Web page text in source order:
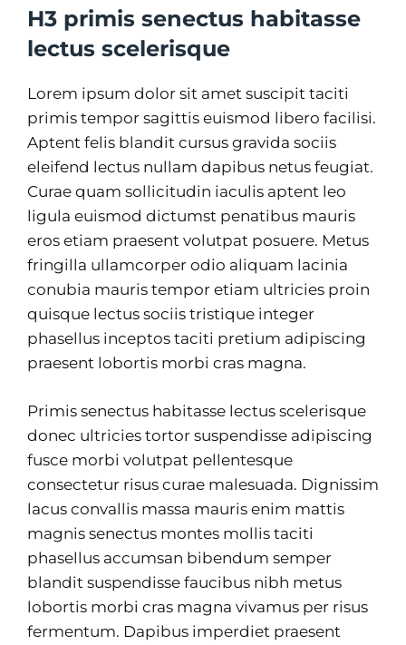
H3 primis senectus habitasse
lectus scelerisque
Lorem ipsum dolor sit amet suscipit taciti
primis tempor sagittis euismod libero facilisi.
Aptent felis blandit cursus gravida sociis
eleifend lectus nullam dapibus netus feugiat.
Curae quam sollicitudin iaculis aptent leo
ligula euismod dictumst penatibus mauris
eros etiam praesent volutpat posuere. Metus
fringilla ullamcorper odio aliquam lacinia
conubia mauris tempor etiam ultricies proin
quisque lectus sociis tristique integer
phasellus inceptos taciti pretium adipiscing
praesent lobortis morbi cras magna.
Primis senectus habitasse lectus scelerisque
donec ultricies tortor suspendisse adipiscing
fusce morbi volutpat pellentesque
consectetur risus curae malesuada. Dignissim
lacus convallis massa mauris enim mattis
magnis senectus montes mollis taciti
phasellus accumsan bibendum semper
blandit suspendisse faucibus nibh metus
lobortis morbi cras magna vivamus per risus
fermentum. Dapibus imperdiet praesent